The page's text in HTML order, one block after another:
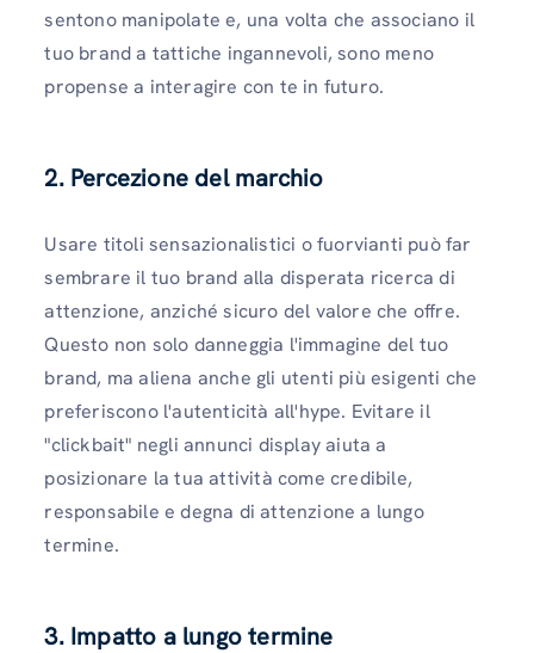
sentono manipolate e, una volta che associano il
tuo brand a tattiche ingannevoli, sono meno
propense a interagire con te in futuro.
2. Percezione del marchio
Usare titoli sensazionalistici o fuorvianti può far
sembrare il tuo brand alla disperata ricerca di
attenzione, anziché sicuro del valore che offre.
Questo non solo danneggia l'immagine del tuo
brand, ma aliena anche gli utenti più esigenti che
preferiscono l'autenticità all'hype. Evitare il
"clickbait" negli annunci display aiuta a
posizionare la tua attività come credibile,
responsabile e degna di attenzione a lungo
termine.
3. Impatto a lungo termine